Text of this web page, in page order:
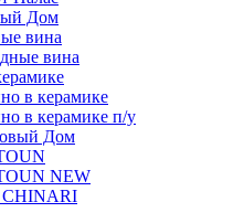
Дом
вина
вина
в керамике
в керамике п/у
Дом
NEW